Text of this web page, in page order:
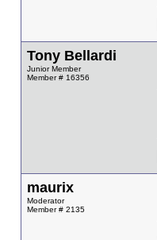
Tony Bellardi
Junior Member
Member # 16356
maurix
Moderator
Member # 2135